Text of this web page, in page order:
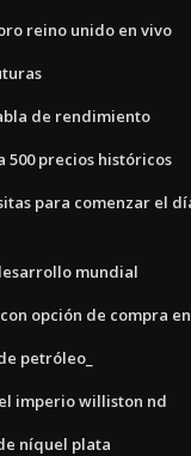
reino unido en vivo
de rendimiento
precios históricos
para comenzar el
mundial
opción de compra
petróleo_
imperio williston nd
níquel plata